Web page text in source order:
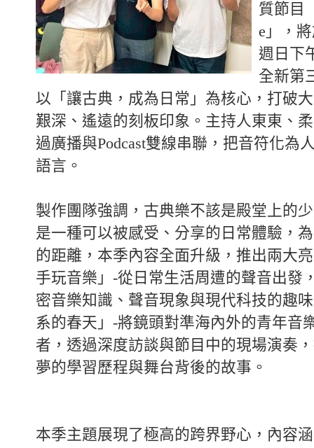
質節目
e」，
週日下
全新第
以「讓古典，成為日常」為核心，打破
艱深、遙遠的刻板印象。主持人東東、
過廣播與Podcast雙線串聯，把音符化為
語言。
製作團隊強調，古典樂不該是殿堂上的
是一種可以被感受、分享的日常體驗，
的距離，本季內容全面升級，推出兩大
手玩音樂」-從日常生活周遭的聲音出發
密音樂知識、聲音現象與現代科技的趣
系的春天」-將鏡頭對準海內外的青年音
者，透過深度訪談與節目中的現場演奏
夢的學習歷程與舞台背後的故事。
本季主題展現了極高的跨界野心，內容